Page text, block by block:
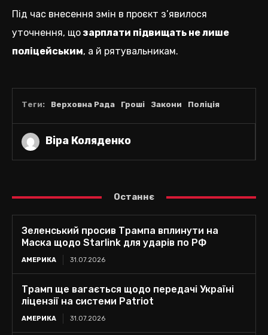
Під час внесення змін в проєкт з’явилося
уточнення, що зарплати підвищать не лише
поліцейським, а й рятувальникам.
Віра Коляденко
Теги: Верховна Рада Гроші Закони Поліція
Останнє
Зеленський просив Трампа вплинути на
Маска щодо Starlink для ударів по РФ
АМЕРИКА 31.07.2026
Трамп ще вагається щодо передачі Україні
ліцензії на системи Patriot
АМЕРИКА 31.07.2026